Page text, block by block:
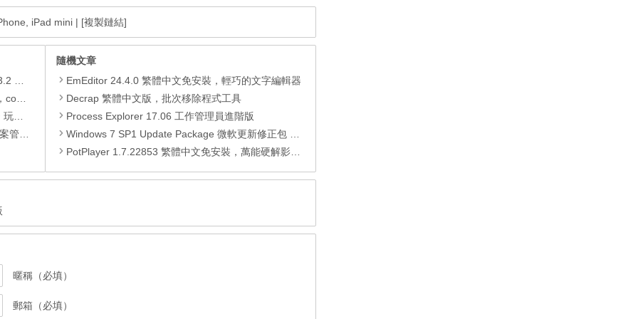
iPad mini | [複製鏈結]
法
工具
隨機文章
EmEditor 24.4.0 繁體中文免安裝，輕巧的文字編輯器
Decrap 繁體中文版，批次移除程式工具
Process Explorer 17.06 工作管理員進階版
Windows 7 SP1 Update Package 微軟更新修正包 (2015.01月份)
PotPlayer 1.7.22853 繁體中文免安裝，萬能硬解影音播放器
暱稱（必填）
郵箱（必填）